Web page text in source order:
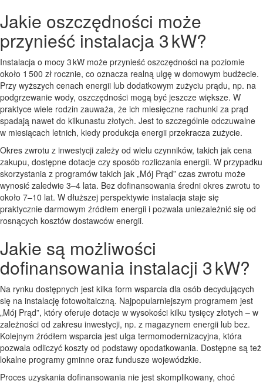
Jakie oszczędności może
przynieść instalacja 3 kW?
Instalacja o mocy 3 kW może przynieść oszczędności na poziomie
około 1 500 zł rocznie, co oznacza realną ulgę w domowym budżecie.
Przy wyższych cenach energii lub dodatkowym zużyciu prądu, np. na
podgrzewanie wody, oszczędności mogą być jeszcze większe. W
praktyce wiele rodzin zauważa, że ich miesięczne rachunki za prąd
spadają nawet do kilkunastu złotych. Jest to szczególnie odczuwalne
w miesiącach letnich, kiedy produkcja energii przekracza zużycie.
Okres zwrotu z inwestycji zależy od wielu czynników, takich jak cena
zakupu, dostępne dotacje czy sposób rozliczania energii. W przypadku
skorzystania z programów takich jak „Mój Prąd” czas zwrotu może
wynosić zaledwie 3–4 lata. Bez dofinansowania średni okres zwrotu to
około 7–10 lat. W dłuższej perspektywie instalacja staje się
praktycznie darmowym źródłem energii i pozwala uniezależnić się od
rosnących kosztów dostawców energii.
Jakie są możliwości
dofinansowania instalacji 3 kW?
Na rynku dostępnych jest kilka form wsparcia dla osób decydujących
się na instalację fotowoltaiczną. Najpopularniejszym programem jest
„Mój Prąd”, który oferuje dotacje w wysokości kilku tysięcy złotych – w
zależności od zakresu inwestycji, np. z magazynem energii lub bez.
Kolejnym źródłem wsparcia jest ulga termomodernizacyjna, która
pozwala odliczyć koszty od podstawy opodatkowania. Dostępne są też
lokalne programy gminne oraz fundusze wojewódzkie.
Proces uzyskania dofinansowania nie jest skomplikowany, choć